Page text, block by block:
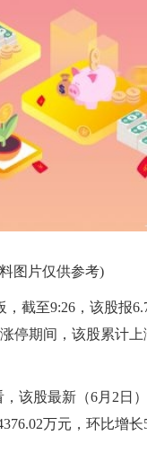
图片仅供参考)
截至9:26，该股报
停期间，该股累计
该股最新（6月2日
万元，环比增长